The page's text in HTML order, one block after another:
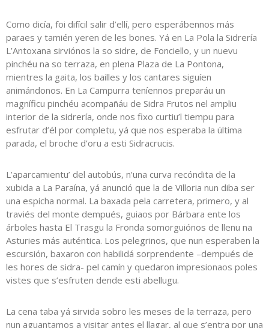
Como dicía, foi difícil salir d’ellí, pero esperábennos más
paraes y tamién yeren de les bones. Yá en La Pola la Sidrería
L’Antoxana sirviónos la so sidre, de Fonciello, y un nuevu
pinchéu na so terraza, en plena Plaza de La Pontona,
mientres la gaita, los bailles y los cantares siguíen
animándonos. En La Campurra teníennos preparáu un
magníficu pinchéu acompañáu de Sidra Frutos nel ampliu
interior de la sidrería, onde nos fixo curtiu’l tiempu para
esfrutar d’él por completu, yá que nos esperaba la última
parada, el broche d’oru a esti Sidracrucis.
L’aparcamientu’ del autobús, n’una curva recóndita de la
xubida a La Paraína, yá anunció que la de Villoria nun diba ser
una espicha normal. La baxada pela carretera, primero, y al
traviés del monte dempués, guiaos por Bárbara ente los
árboles hasta El Trasgu la Fronda somorguiónos de llenu na
Asturies más auténtica. Los pelegrinos, que nun esperaben la
escursión, baxaron con habilidá sorprendente –dempués de
les hores de sidra- pel camín y quedaron impresionaos poles
vistes que s’esfruten dende esti abellugu.
La cena taba yá sirvida sobro les meses de la terraza, pero
nun aguantamos a visitar antes el llagar, al que s’entra por una